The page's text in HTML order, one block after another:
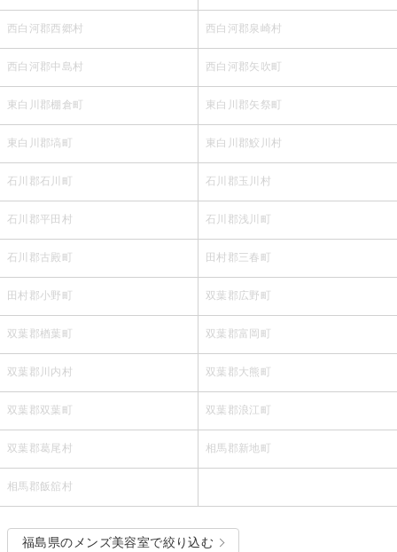
西白河郡西郷村 西白河郡泉崎村
西白河郡中島村 西白河郡矢吹町
東白川郡棚倉町 東白川郡矢祭町
東白川郡塙町 東白川郡鮫川村
石川郡石川町 石川郡玉川村
石川郡平田村 石川郡浅川町
石川郡古殿町 田村郡三春町
田村郡小野町 双葉郡広野町
双葉郡楢葉町 双葉郡富岡町
双葉郡川内村 双葉郡大熊町
双葉郡双葉町 双葉郡浪江町
双葉郡葛尾村 相馬郡新地町
相馬郡飯舘村
福島県のメンズ美容室で絞り込む